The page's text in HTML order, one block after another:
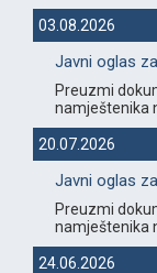
03.08.2026
Javni oglas
Preuzmi
namještenika
20.07.2026
Javni oglas
Preuzmi
namještenika
24.06.2026